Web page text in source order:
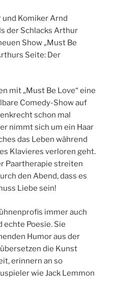
Komiker Arnd
der Schlacks Arthur
Show „Must Be
Seite: Der
mit „Must Be Love“ eine
Comedy-Show auf
schon mal
nimmt sich um ein Haar
das Leben während
Klavieres verloren geht.
Paartherapie streiten
den Abend, dass es
Liebe sein!
immer auch
Poesie. Sie
Humor aus der
die Kunst
erinnern an so
wie Jack Lemmon